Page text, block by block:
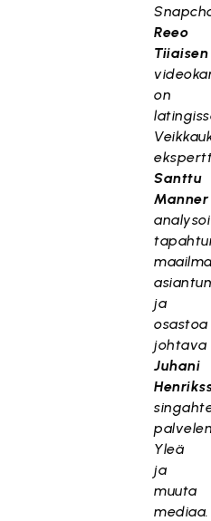
Reeo
Tiiaisen
on
Santtu
Manner
analysoi
ja
osastoa
johtava
Juhani
Yleä
ja
muuta
mediaa.